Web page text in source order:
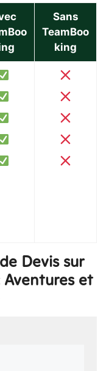
Sans
TeamBoo
king
Devis sur
Aventures et